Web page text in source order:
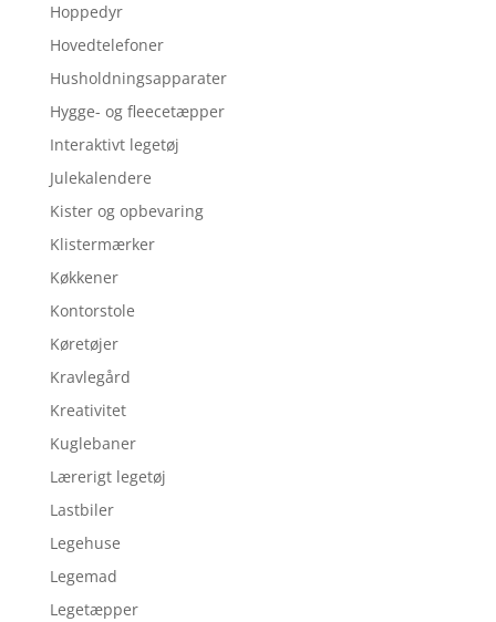
Hoppedyr
Hovedtelefoner
Husholdningsapparater
Hygge- og fleecetæpper
Interaktivt legetøj
Julekalendere
Kister og opbevaring
Klistermærker
Køkkener
Kontorstole
Køretøjer
Kravlegård
Kreativitet
Kuglebaner
Lærerigt legetøj
Lastbiler
Legehuse
Legemad
Legetæpper